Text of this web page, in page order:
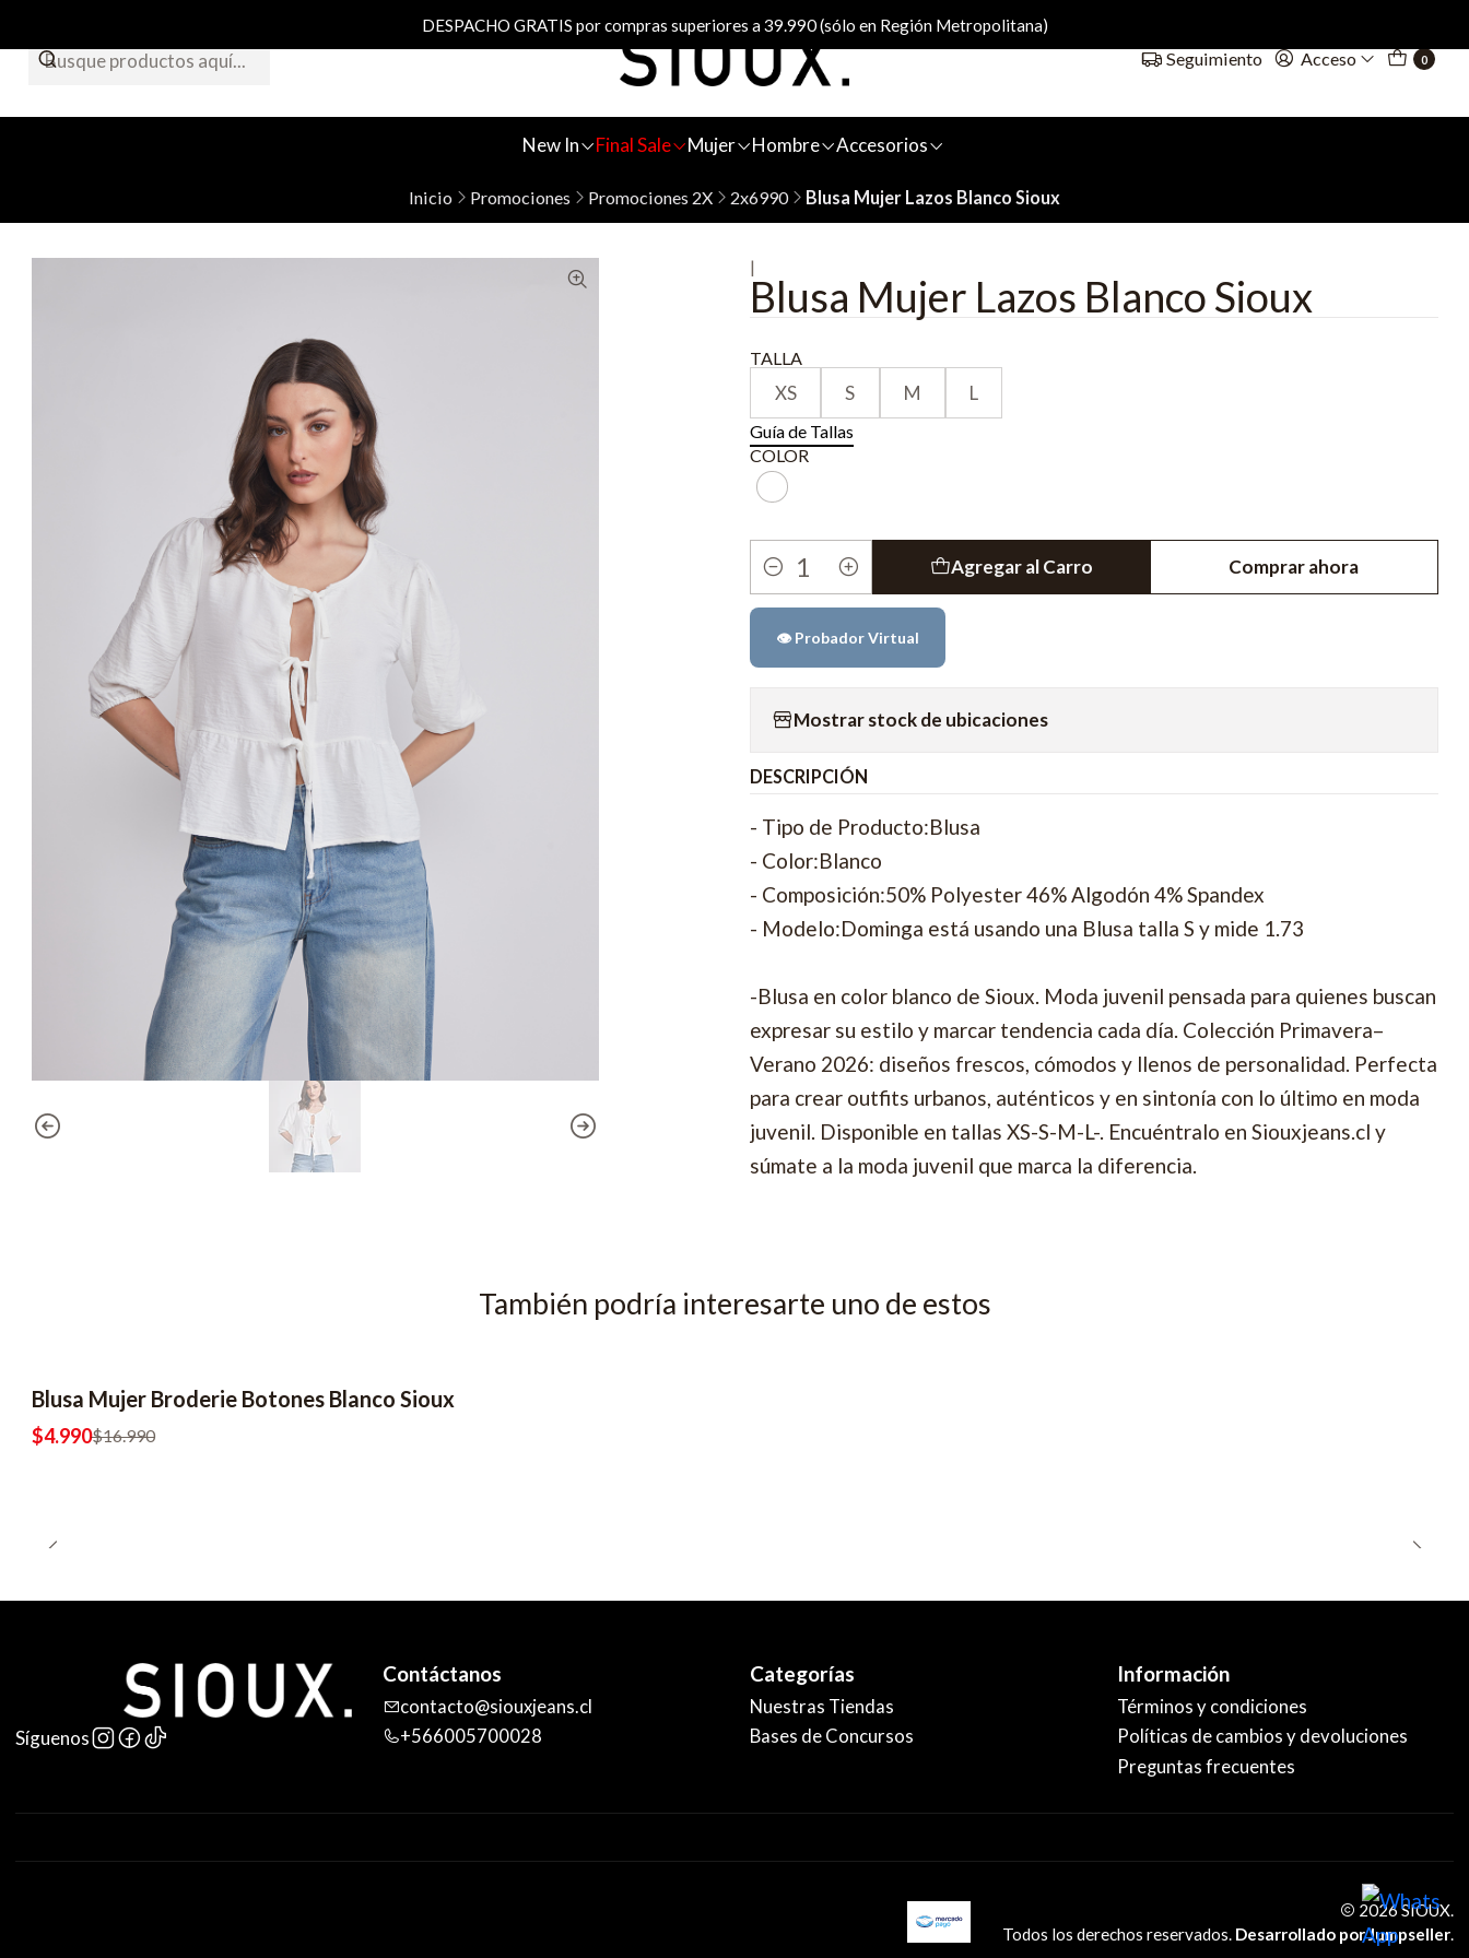
Seguimiento Acceso 0
New In Final Sale Mujer Hombre Accesorios
DESPACHO GRATIS por compras superiores a 39.990 (sólo en Región Metropolitana)
Inicio Promociones Promociones 2X 2x6990 Blusa Mujer Lazos Blanco Sioux
|
Blusa Mujer Lazos Blanco Sioux
TALLA
XS S M L
Guía de Tallas
COLOR
Cantidad
Agregar al Carro Comprar ahora
👁️ Probador Virtual
Mostrar stock de ubicaciones
DESCRIPCIÓN
- Tipo de Producto:Blusa
- Color:Blanco
- Composición:50% Polyester 46% Algodón 4% Spandex
- Modelo:Dominga está usando una Blusa talla S y mide 1.73
-Blusa en color blanco de Sioux. Moda juvenil pensada para quienes buscan
expresar su estilo y marcar tendencia cada día. Colección Primavera–
Verano 2026: diseños frescos, cómodos y llenos de personalidad. Perfecta
para crear outfits urbanos, auténticos y en sintonía con lo último en moda
juvenil. Disponible en tallas XS-S-M-L-. Encuéntralo en Siouxjeans.cl y
súmate a la moda juvenil que marca la diferencia.
También podría interesarte uno de estos
-71% OFF
2x6990
Blusa Mujer Broderie Botones Blanco Sioux
$4.990$16.990
Síguenos
Contáctanos
contacto@siouxjeans.cl
+566005700028
Categorías
Nuestras Tiendas
Bases de Concursos
Información
Términos y condiciones
Políticas de cambios y devoluciones
Preguntas frecuentes
2026 SIOUX.
Todos los derechos reservados. Desarrollado por Jumpseller.